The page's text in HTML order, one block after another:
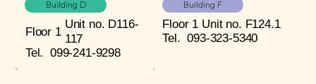
Building D
Floor 1
Unit no. D116-
117
Tel. 099-241-9298
Building F
Floor 1 Unit no. F124.1
Tel. 093-323-5340